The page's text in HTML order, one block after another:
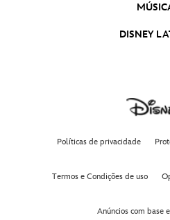
DISNEY
Políticas de privacidade
Termos e Condições de uso
Anúncios com base